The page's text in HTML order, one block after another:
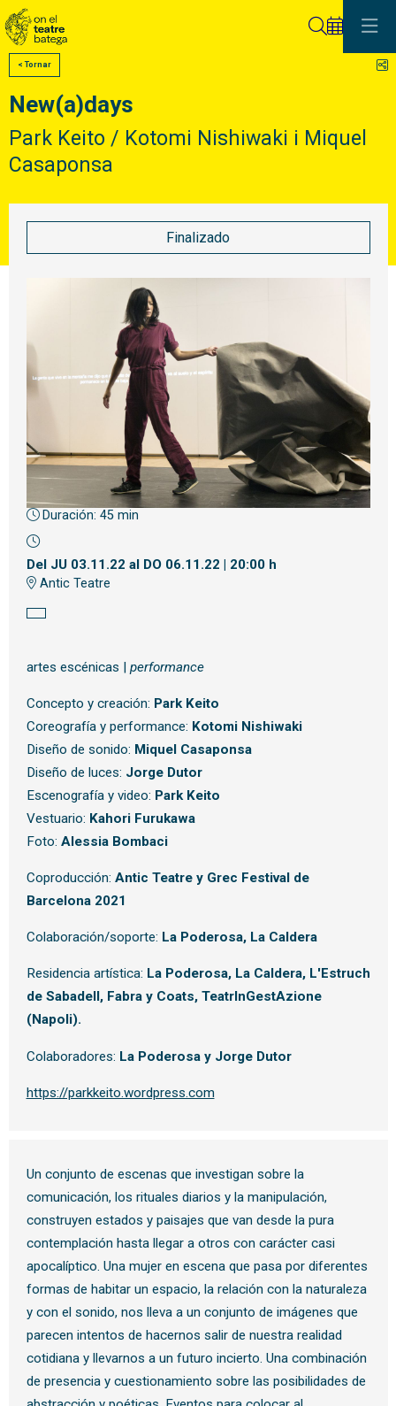
< Tornar
New(a)days
Park Keito / Kotomi Nishiwaki i Miquel
Casaponsa
Finalizado
Diapositiva 1 de 1
Duración: 45 min
Del JU 03.11.22 al DO 06.11.22 | 20:00 h
Antic Teatre
artes escénicas | performance
Concepto y creación: Park Keito
Coreografía y performance: Kotomi Nishiwaki
Diseño de sonido: Miquel Casaponsa
Diseño de luces: Jorge Dutor
Escenografía y video: Park Keito
Vestuario: Kahori Furukawa
Foto: Alessia Bombaci
Coproducción: Antic Teatre y Grec Festival de
Barcelona 2021
Colaboración/soporte: La Poderosa, La Caldera
Residencia artística: La Poderosa, La Caldera, L'Estruch
de Sabadell, Fabra y Coats, TeatrInGestAzione
(Napoli).
Colaboradores: La Poderosa y Jorge Dutor
https://parkkeito.wordpress.com
Un conjunto de escenas que investigan sobre la
comunicación, los rituales diarios y la manipulación,
construyen estados y paisajes que van desde la pura
contemplación hasta llegar a otros con carácter casi
apocalíptico. Una mujer en escena que pasa por diferentes
formas de habitar un espacio, la relación con la naturaleza
y con el sonido, nos lleva a un conjunto de imágenes que
parecen intentos de hacernos salir de nuestra realidad
cotidiana y llevarnos a un futuro incierto. Una combinación
de presencia y cuestionamiento sobre las posibilidades de